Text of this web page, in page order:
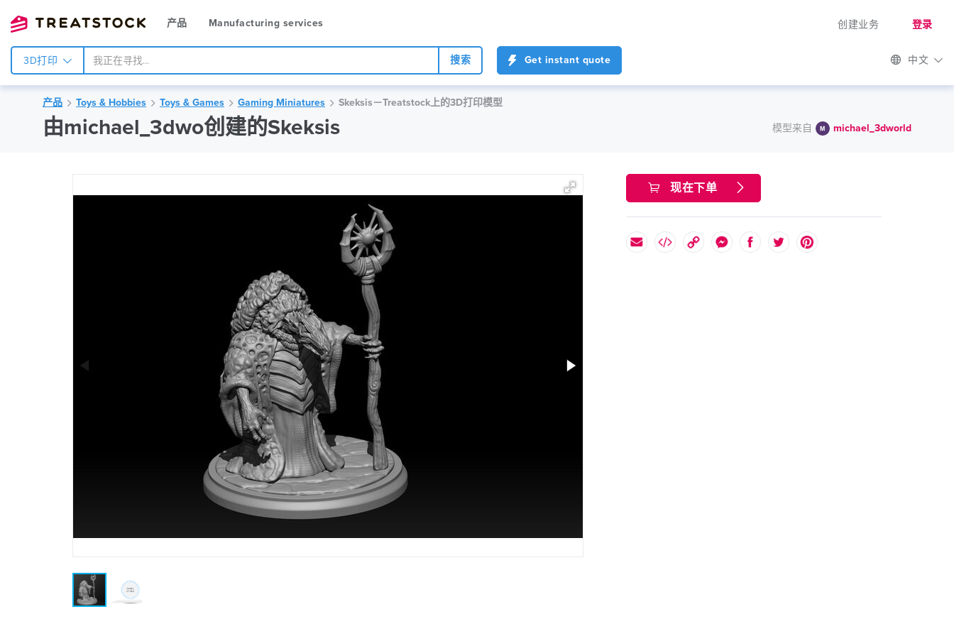
产品 Manufacturing services 创建业务 登录
3D打印 搜索 Get instant quote 中文
产品 Toys & Hobbies Toys & Games Gaming Miniatures Skeksis－Treatstock上的3D打印模型
由michael_3dwo创建的Skeksis 模型来自 michael_3dworld
现在下单